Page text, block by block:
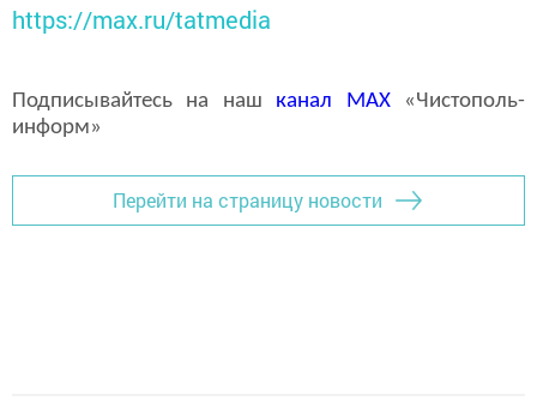
https://max.ru/tatmedia
Подписывайтесь на наш канал MAX«Чистополь-
информ»
Перейти на страницу новости